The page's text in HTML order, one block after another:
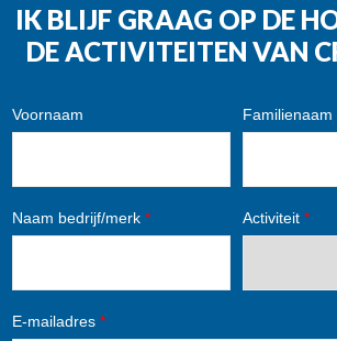
IK BLIJF GRAAG OP DE
DE ACTIVITEITEN VAN
Voornaam Familienaam
Naam bedrijf/merk * Activiteit *
E-mailadres *